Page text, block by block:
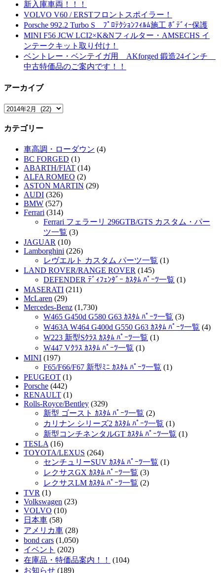
新入庫車両！！！
VOLVO V60 / ERSTフロントスポイラー！
Porsche 992.2 Turbo S ﾌﾟﾛﾃｸｼｮﾝﾌｨﾙﾑ施工 ﾎﾞﾃﾞｨｰ保護
MINI F56 JCW LCI2×K&Nフィルター・AMSECHS イ
ンテークキット取り付け！
ベントレー・ベンテイガ用 AKforged 鍛造24インチ
中古特価品のご案内です！！
アーカイブ
ア
カ
カテゴリー
車高調・ローダウン (4)
BC FORGED (1)
ABARTH/FIAT (14)
ALFA ROMEO (2)
ASTON MARTIN (29)
AUDI (326)
BMW (527)
Ferrari (314)
Ferrari フェラーリ 296GTB/GTS カスタム・パー
ツ一覧 (3)
JAGUAR (10)
Lamborghini (226)
レヴエルト カスタム パーツ一覧 (1)
LAND ROVER/RANGE ROVER (145)
DEFENDER ﾃﾞｨﾌｪﾝﾀﾞｰ ｶｽﾀﾑ ﾊﾟｰﾂ一覧 (1)
MASERATI (211)
McLaren (29)
Mercedes-Benz (1,730)
W465 G450d G580 G63 ｶｽﾀﾑ ﾊﾟｰﾂ一覧 (3)
W463A W464 G400d G550 G63 ｶｽﾀﾑ ﾊﾟｰﾂ一覧 (4)
W223 新型Sｸﾗｽ ｶｽﾀﾑ ﾊﾟｰﾂ一覧 (1)
W447 Vｸﾗｽ ｶｽﾀﾑ ﾊﾟｰﾂ一覧 (1)
MINI (197)
F65/F66/F67 新型ﾐﾆ ｶｽﾀﾑ ﾊﾟｰﾂ一覧 (1)
PEUGEOT (1)
Porsche (442)
RENAULT (1)
Rolls-Royce/Bentley (329)
新型 ゴースト ｶｽﾀﾑ ﾊﾟｰﾂ一覧 (2)
カリナン シリーズ2 ｶｽﾀﾑ ﾊﾟｰﾂ一覧 (1)
新型コンチネンタルGT ｶｽﾀﾑ ﾊﾟｰﾂ一覧 (1)
TESLA (16)
TOYOTA/LEXUS (264)
センチュリーSUV ｶｽﾀﾑ ﾊﾟｰﾂ一覧 (1)
レクサスGX ｶｽﾀﾑ ﾊﾟｰﾂ一覧 (3)
レクサスLM ｶｽﾀﾑ ﾊﾟｰﾂ一覧 (2)
TVR (1)
Volkswagen (23)
VOLVO (10)
日本車 (58)
アメリカ車 (28)
bond cars (1,050)
イベント (202)
在庫品・特価品案内！！
(104)
お知らせ (189)